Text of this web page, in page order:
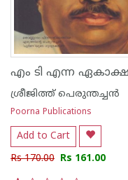
എം ടി എന്ന
ശ്രീജിത്ത് പെരുന്തച്ചന്‍
Poorna Publications
Add to Cart
Rs 170.00 Rs 161.00